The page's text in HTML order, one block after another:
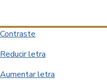
Contraste
Reducir letra
Aumentar letra